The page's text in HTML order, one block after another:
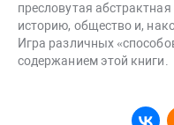
пресловутая
историю, общество и,
Игра различных
содержанием этой книги.